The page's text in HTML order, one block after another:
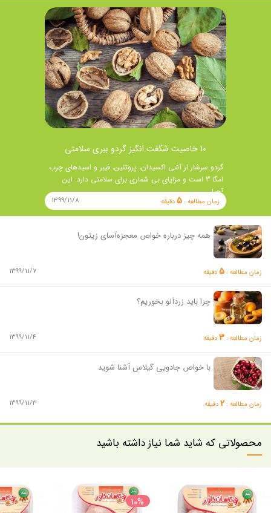
10 خاصیت شگفت انگیز گردو ببری سلامتی
گردو سرشار از آنتی اکسیدان، پروتئین، فیبر و اسیدهای چرب
امگا 3 است و مزایای بی شماری برای سلامتی دارد. این
آجیل …
زمان مطالعه : 5دقیقه 1399/11/8
همه چیز درباره خواص معجزه‌آسای زیتون!
زمان مطالعه : 5دقیقه 1399/11/7
چرا باید زردآلو بخوریم؟
زمان مطالعه : 3دقیقه 1399/11/4
با خواص جادویی گیلاس آشنا شوید
زمان مطالعه : 2دقیقه 1399/11/3
محصولاتی که شاید شما نیاز داشته باشید
10%